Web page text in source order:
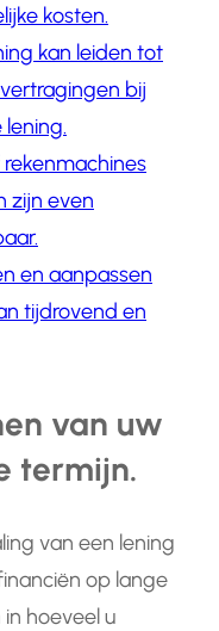
kosten.
kan leiden tot
bij
rekenmachines
zijn even
en aanpassen
tijdrovend en
van uw
termijn.
van een lening
op lange
hoeveel u